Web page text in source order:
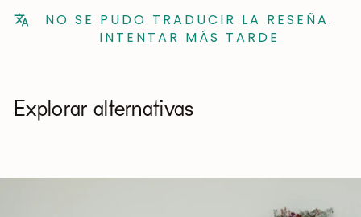
NO SE PUDO TRADUCIR LA RESEÑA.
INTENTAR MÁS TARDE
Explorar alternativas